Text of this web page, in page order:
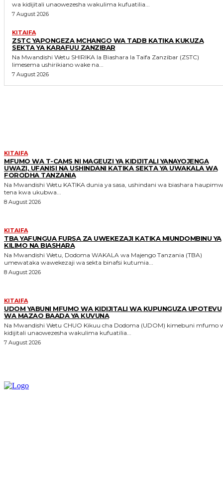
wa kidijitali unaowezesha wakulima kufuatilia...
7 August 2026
KITAIFA
ZSTC YAPONGEZA MCHANGO WA TADB KATIKA KUKUZA
SEKTA YA KARAFUU ZANZIBAR
Na Mwandishi Wetu SHIRIKA la Biashara la Taifa Zanzibar (ZSTC)
limesema ushirikiano wake na...
7 August 2026
KITAIFA
MFUMO WA T-CAMS NI MAGEUZI YA KIDIJITALI YANAYOJENGA
UWAZI, UFANISI NA USHINDANI KATIKA SEKTA YA UWAKALA WA
FORODHA TANZANIA
Na Mwandishi Wetu KATIKA dunia ya sasa, ushindani wa biashara haupimwi
tena kwa ukubwa...
8 August 2026
KITAIFA
TBA YAFUNGUA FURSA ZA UWEKEZAJI KATIKA MIUNDOMBINU YA
KILIMO NA BIASHARA
Na Mwandishi Wetu, Dodoma WAKALA wa Majengo Tanzania (TBA)
umewataka wawekezaji wa sekta binafsi kutumia...
8 August 2026
KITAIFA
UDOM YABUNI MFUMO WA KIDIJITALI WA KUPUNGUZA UPOTEVU
WA MAZAO BAADA YA KUVUNA
Na Mwandishi Wetu CHUO Kikuu cha Dodoma (UDOM) kimebuni mfumo wa
kidijitali unaowezesha wakulima kufuatilia...
7 August 2026